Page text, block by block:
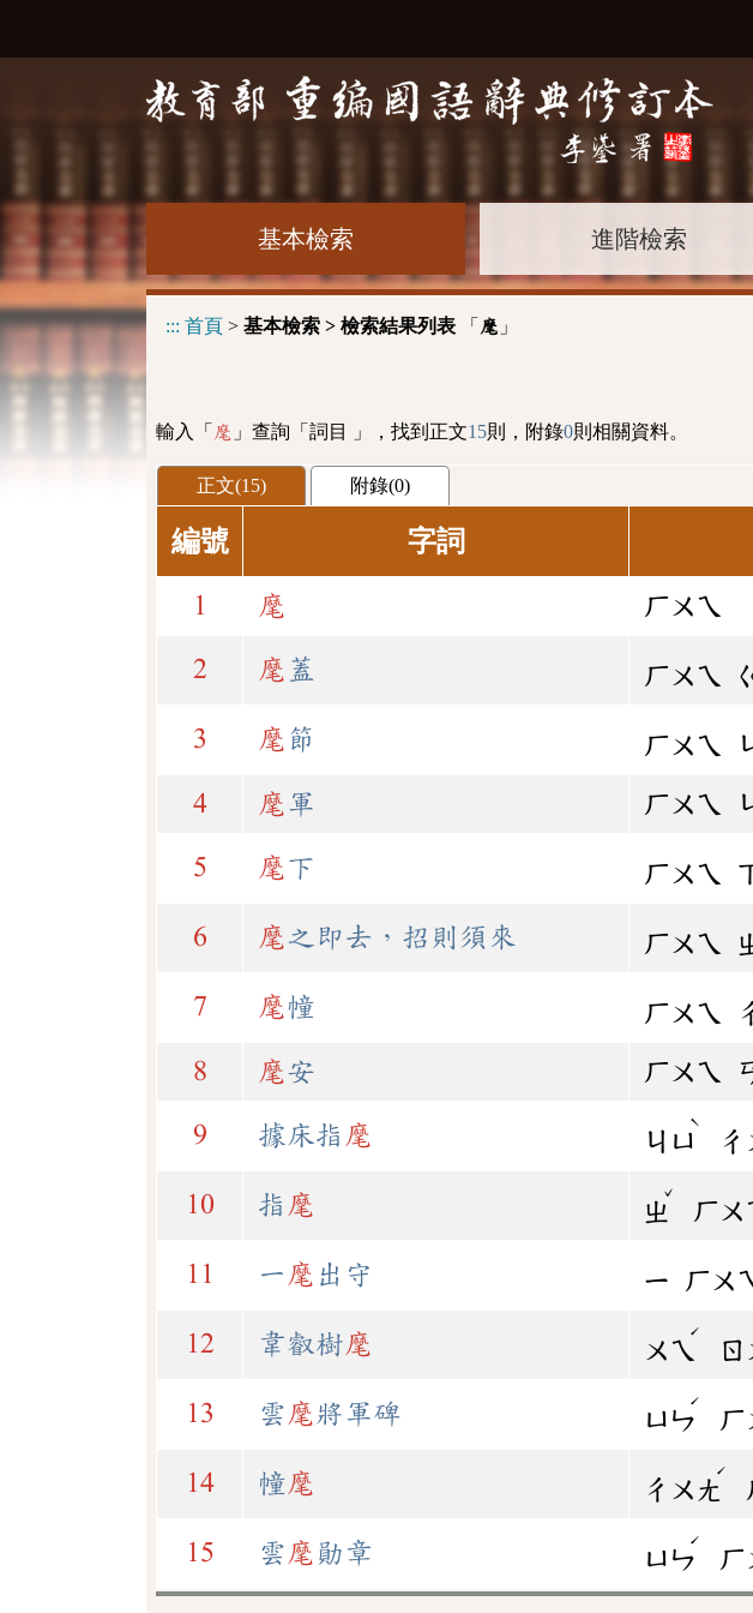
基本檢索 進階檢索
::: 首頁 > 基本檢索 > 檢索結果列表 「 麾 」
輸入「 麾 」查詢「詞目 」，找到正文15則，附錄0則相關資料。
正文(15) 附錄(0)
編號 字詞
1 麾 ㄏㄨㄟ
2 麾 蓋 ㄏㄨㄟ
3 麾 節 ㄏㄨㄟ
4 麾 軍 ㄏㄨㄟ
5 麾 下 ㄏㄨㄟ
6 麾 之即去，招則須來 ㄏㄨㄟ
7 麾幢 ㄏㄨㄟ
8 麾安 ㄏㄨㄟ
9 據床指 麾 ㄐㄩ
ˋ
ㄔ
10 指 麾 ㄓ
ˇ
ㄏㄨ
11 一 麾 出守 ㄧ ㄏㄨ
12 韋叡樹麾 ㄨㄟ
ˊ
ㄖ
13 雲 麾 將軍碑 ㄩㄣ
ˊ
ㄏ
14 幢麾 ㄔㄨㄤ
ˊ
15 雲 麾 勛章 ㄩㄣ
ˊ
ㄏ